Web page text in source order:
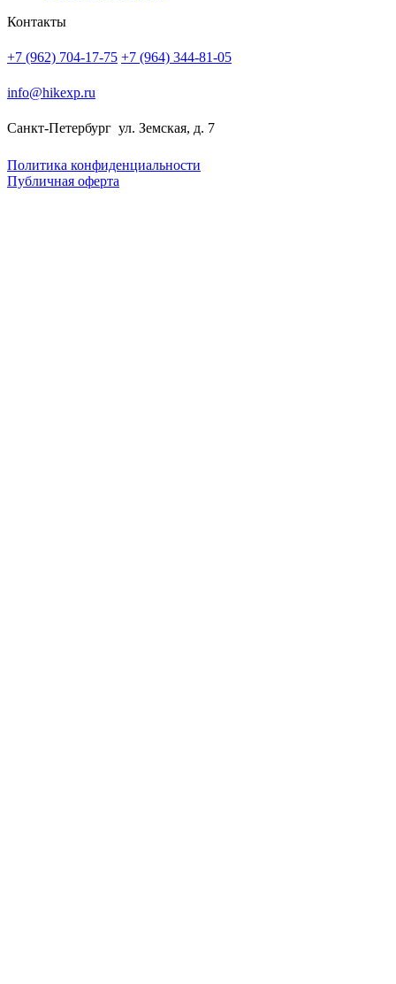
Контакты
+7 (962) 704-17-75 +7 (964) 344-81-05
info@hikexp.ru
Санкт-Петербург ул. Земская, д. 7
Политика конфиденциальности
Публичная оферта